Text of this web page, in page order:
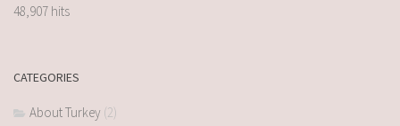
48,907 hits
CATEGORIES
About Turkey (2)